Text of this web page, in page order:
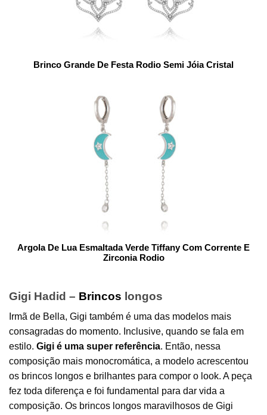
Brinco Grande De Festa Rodio Semi Jóia Cristal
Argola De Lua Esmaltada Verde Tiffany Com Corrente E
Zirconia Rodio
Gigi Hadid – Brincos longos
Irmã de Bella, Gigi também é uma das modelos mais
consagradas do momento. Inclusive, quando se fala em
estilo. Gigi é uma super referência. Então, nessa
composição mais monocromática, a modelo acrescentou
os brincos longos e brilhantes para compor o look. A peça
fez toda diferença e foi fundamental para dar vida a
composição. Os brincos longos maravilhosos de Gigi